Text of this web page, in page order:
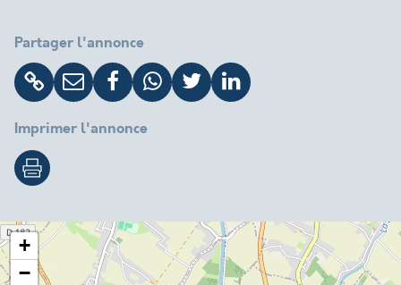
Partager l'annonce
Imprimer l'annonce
+
−